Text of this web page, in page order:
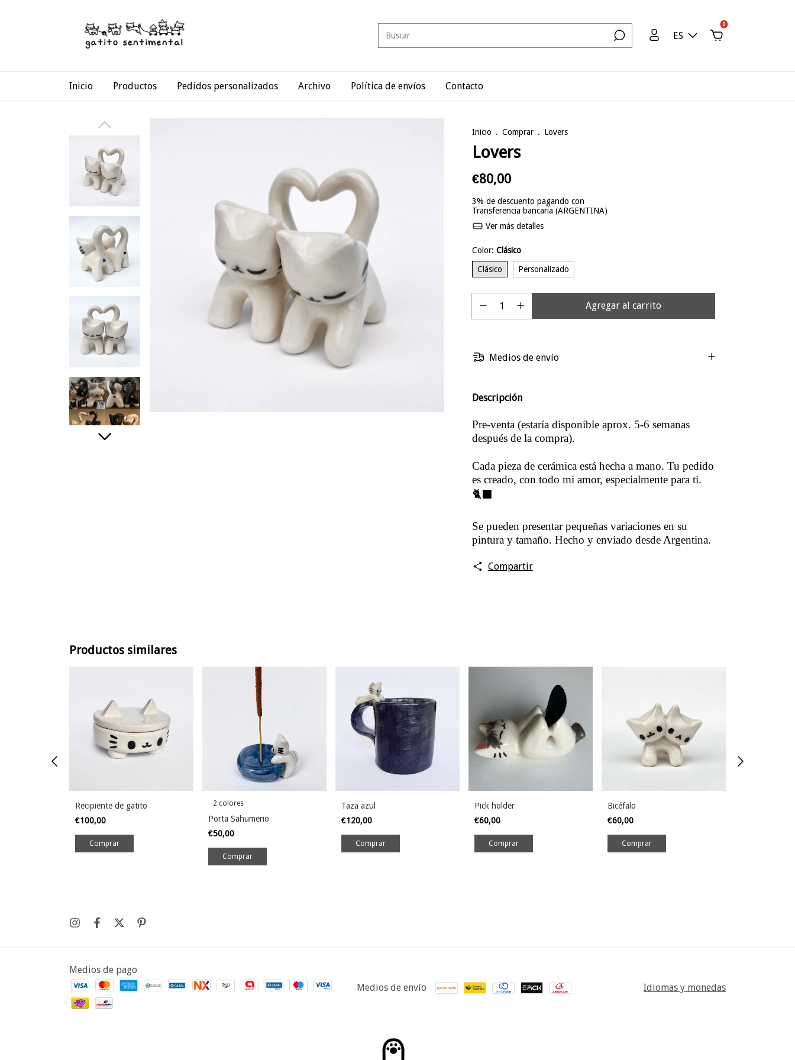
ES
0
Inicio Productos Pedidos personalizados Archivo Política de envíos Contacto
Inicio . Comprar . Lovers
Lovers
€80,00
3% de descuento pagando con
Transferencia bancaria (ARGENTINA)
Ver más detalles
Color: Clásico
Clásico
Personalizado
Medios de envío
Descripción
Pre-venta (estaría disponible aprox. 5-6 semanas
después de la compra).
Cada pieza de cerámica está hecha a mano. Tu pedido
es creado, con todo mi amor, especialmente para ti.
🐈‍⬛
Se pueden presentar pequeñas variaciones en su
pintura y tamaño. Hecho y enviado desde Argentina.
Compartir
Productos similares
Recipiente de gatito
€100,00
2 colores
Porta Sahumerio
€50,00
Comprar
Taza azul
€120,00
Pick holder
€60,00
Bicéfalo
€60,00
Medios de pago
Medios de envío
Idiomas y monedas